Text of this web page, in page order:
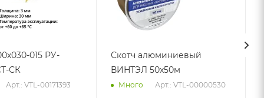
015 РУ-
СК
Арт.: VTL-00171393
Скотч алюминиевый
ВИНТЭЛ 50х50м
Много Арт.: VTL-00000530